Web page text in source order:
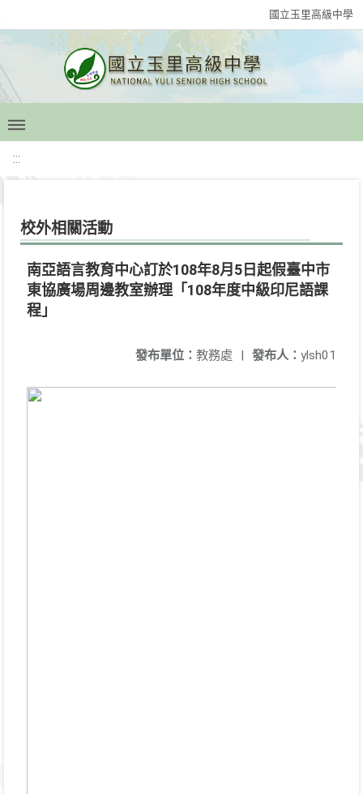
國立玉里高級中學
:::
校外相關活動
南亞語言教育中心訂於108年8月5日起假臺中市
東協廣場周邊教室辦理「108年度中級印尼語課
程」
發布人： ylsh01
發布單位： 教務處 |